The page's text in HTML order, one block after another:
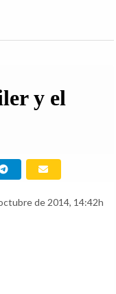
y el
de 2014, 14:42h